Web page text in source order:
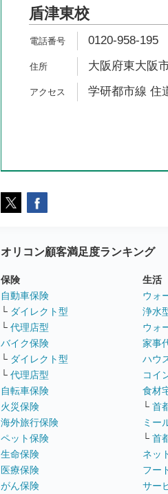
盾津東校
0120-958-195
大阪府東大阪
学研都市線 住
オリコン顧客満足度ランキング
保険
自動車保険
└ ダイレクト型
└ 代理店型
バイク保険
└ ダイレクト型
└ 代理店型
自転車保険
火災保険
海外旅行保険
ペット保険
生命保険
医療保険
がん保険
生活
ウォ
浄水
ウォ
家事
ハウ
コイ
食材
└ 首
ミー
└ 首
ネッ
フー
サー